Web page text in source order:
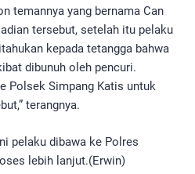
temannya yang bernama Can
tersebut, setelah itu pelaku
kepada tetangga bahwa
dibunuh oleh pencuri.
Polsek Simpang Katis untuk
terangnya.
pelaku dibawa ke Polres
lebih lanjut.(Erwin)